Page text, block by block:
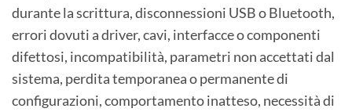
durante la scrittura, disconnessioni USB o Bluetooth,
errori dovuti a driver, cavi, interfacce o componenti
difettosi, incompatibilità, parametri non accettati dal
sistema, perdita temporanea o permanente di
configurazioni, comportamento inatteso, necessità di